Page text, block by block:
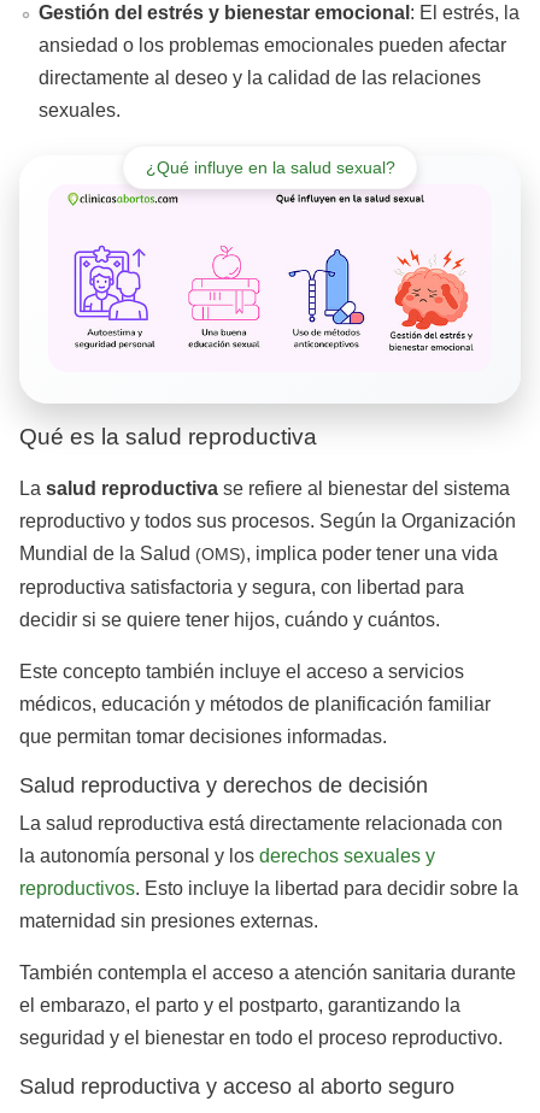
Gestión del estrés y bienestar emocional : El estrés, la
ansiedad o los problemas emocionales pueden afectar
directamente al deseo y la calidad de las relaciones
sexuales.
¿Qué influye en la salud sexual?
Qué es la salud reproductiva
La salud reproductiva se refiere al bienestar del sistema
reproductivo y todos sus procesos. Según la Organización
Mundial de la Salud (OMS), implica poder tener una vida
reproductiva satisfactoria y segura, con libertad para
decidir si se quiere tener hijos, cuándo y cuántos.
Este concepto también incluye el acceso a servicios
médicos, educación y métodos de planificación familiar
que permitan tomar decisiones informadas.
Salud reproductiva y derechos de decisión
La salud reproductiva está directamente relacionada con
la autonomía personal y los derechos sexuales y
reproductivos. Esto incluye la libertad para decidir sobre la
maternidad sin presiones externas.
También contempla el acceso a atención sanitaria durante
el embarazo, el parto y el postparto, garantizando la
seguridad y el bienestar en todo el proceso reproductivo.
Salud reproductiva y acceso al aborto seguro